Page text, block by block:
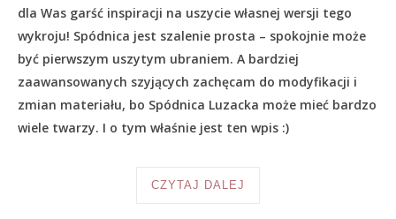
dla Was garść inspiracji na uszycie własnej wersji tego
wykroju! Spódnica jest szalenie prosta – spokojnie może
być pierwszym uszytym ubraniem. A bardziej
zaawansowanych szyjących zachęcam do modyfikacji i
zmian materiału, bo Spódnica Luzacka może mieć bardzo
wiele twarzy. I o tym właśnie jest ten wpis :)
CZYTAJ DALEJ